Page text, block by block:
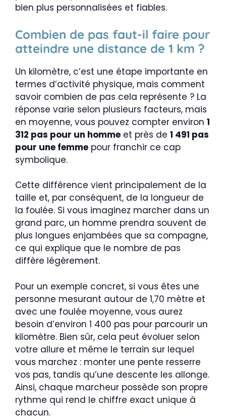
bien plus personnalisées et fiables.
Combien de pas faut-il faire pour
atteindre une distance de 1 km ?
Un kilomètre, c’est une étape importante en
termes d’activité physique, mais comment
savoir combien de pas cela représente ? La
réponse varie selon plusieurs facteurs, mais
en moyenne, vous pouvez compter environ 1
312 pas pour un homme et près de 1 491 pas
pour une femme pour franchir ce cap
symbolique.
Cette différence vient principalement de la
taille et, par conséquent, de la longueur de
la foulée. Si vous imaginez marcher dans un
grand parc, un homme prendra souvent de
plus longues enjambées que sa compagne,
ce qui explique que le nombre de pas
diffère légèrement.
Pour un exemple concret, si vous êtes une
personne mesurant autour de 1,70 mètre et
avec une foulée moyenne, vous aurez
besoin d’environ 1 400 pas pour parcourir un
kilomètre. Bien sûr, cela peut évoluer selon
votre allure et même le terrain sur lequel
vous marchez : monter une pente resserre
vos pas, tandis qu’une descente les allonge.
Ainsi, chaque marcheur possède son propre
rythme qui rend le chiffre exact unique à
chacun.